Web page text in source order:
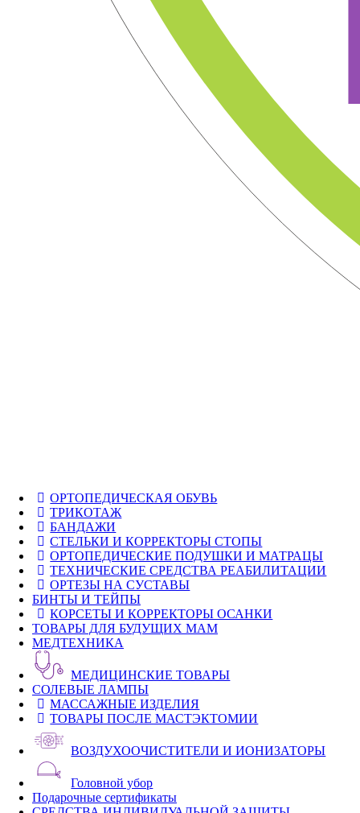
ОРТОПЕДИЧЕСКАЯ ОБУВЬ
ТРИКОТАЖ
БАНДАЖИ
СТЕЛЬКИ И КОРРЕКТОРЫ СТОПЫ
ОРТОПЕДИЧЕСКИЕ ПОДУШКИ И МАТРАЦЫ
ТЕХНИЧЕСКИЕ СРЕДСТВА РЕАБИЛИТАЦИИ
ОРТЕЗЫ НА СУСТАВЫ
БИНТЫ И ТЕЙПЫ
КОРСЕТЫ И КОРРЕКТОРЫ ОСАНКИ
ТОВАРЫ ДЛЯ БУДУЩИХ МАМ
МЕДТЕХНИКА
МЕДИЦИНСКИЕ ТОВАРЫ
СОЛЕВЫЕ ЛАМПЫ
МАССАЖНЫЕ ИЗДЕЛИЯ
ТОВАРЫ ПОСЛЕ МАСТЭКТОМИИ
ВОЗДУХООЧИСТИТЕЛИ И ИОНИЗАТОРЫ
Головной убор
Подарочные сертификаты